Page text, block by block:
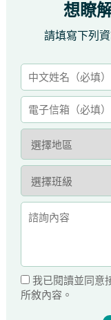
想瞭
請填寫下列
我已閱讀並同意
所敘內容。